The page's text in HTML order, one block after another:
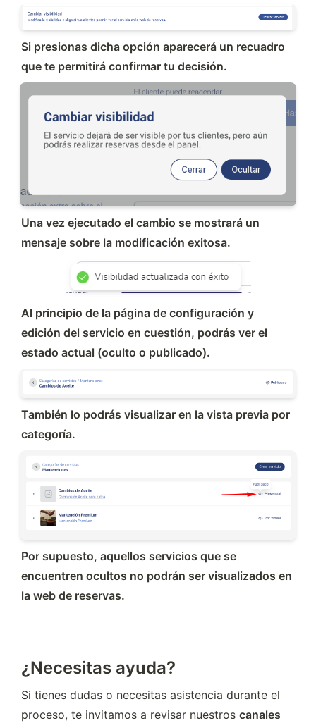
Si presionas dicha opción aparecerá un recuadro
que te permitirá confirmar tu decisión.
Una vez ejecutado el cambio se mostrará un
mensaje sobre la modificación exitosa.
Al principio de la página de configuración y
edición del servicio en cuestión, podrás ver el
estado actual (oculto o publicado).
También lo podrás visualizar en la vista previa por
categoría.
Por supuesto, aquellos servicios que se
encuentren ocultos no podrán ser visualizados en
la web de reservas.
¿Necesitas ayuda?
Si tienes dudas o necesitas asistencia durante el
proceso, te invitamos a revisar nuestros canales